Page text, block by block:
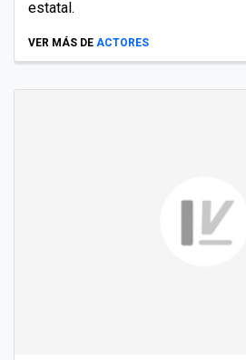
estatal.
VER MÁS DE ACTORES